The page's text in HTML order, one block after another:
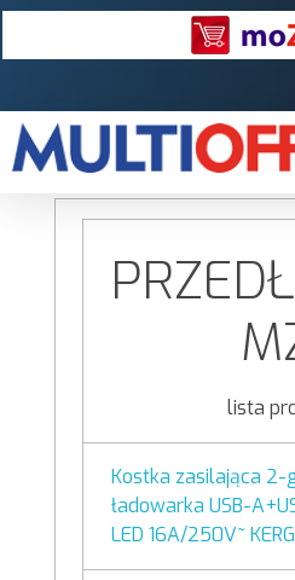
lista
Kostka zasilająca 2-
ładowarka USB-
LED 16A/250V~